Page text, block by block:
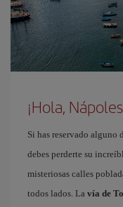
¡Hola,
Si has reservado alguno
debes perderte su
misteriosas calles
todos lados. La vía de